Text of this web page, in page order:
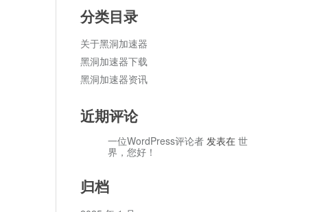
分类目录
关于黑洞加速器
黑洞加速器下载
黑洞加速器资讯
近期评论
一位WordPress评论者 发表在 世
界，您好！
归档